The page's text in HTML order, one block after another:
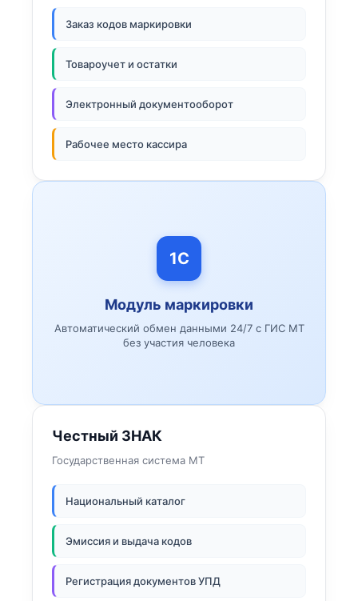
Заказ кодов маркировки
Товароучет и остатки
Электронный документооборот
Рабочее место кассира
1С
Модуль маркировки
Автоматический обмен данными 24/7 с ГИС МТ
без участия человека
Честный ЗНАК
Государственная система МТ
Национальный каталог
Эмиссия и выдача кодов
Регистрация документов УПД